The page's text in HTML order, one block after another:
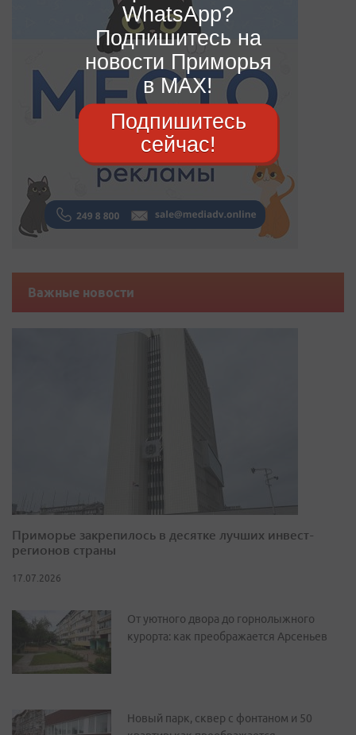
Важные новости
Приморье закрепилось в десятке лучших инвест-
регионов страны
17.07.2026
От уютного двора до горнолыжного
курорта: как преображается Арсеньев
Новый парк, сквер с фонтаном и 50
WhatsApp?
Подпишитесь на
новости Приморья
в MAX!
Подпишитесь
сейчас!